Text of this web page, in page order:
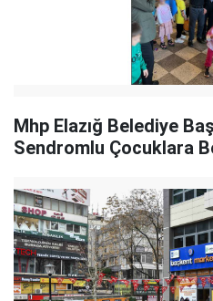
Mhp Elazığ Belediye
Sendromlu Çocuklara